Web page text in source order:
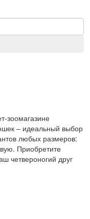
зоомагазине
– идеальный выбор
любых размеров:
Приобретите
четвероногий друг